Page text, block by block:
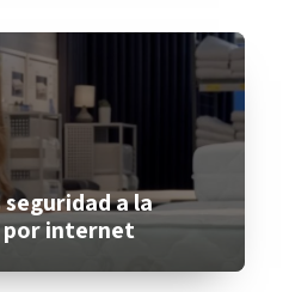
a la
por internet